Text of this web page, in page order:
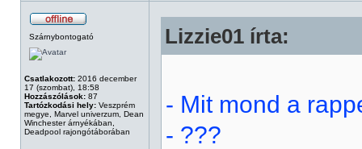
Szárnybontogató
Csatlakozott: 2016 december
17 (szombat), 18:58
Hozzászólások: 87
Tartózkodási hely: Veszprém
megye, Marvel univerzum, Dean
Winchester árnyékában,
Deadpool rajongótáborában
Lizzie01 írta:
- Mit mond a
- ???